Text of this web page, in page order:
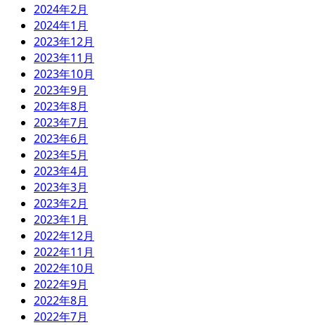
2024年2月
2024年1月
2023年12月
2023年11月
2023年10月
2023年9月
2023年8月
2023年7月
2023年6月
2023年5月
2023年4月
2023年3月
2023年2月
2023年1月
2022年12月
2022年11月
2022年10月
2022年9月
2022年8月
2022年7月